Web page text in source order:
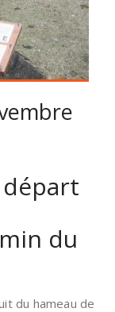
du
du hameau de